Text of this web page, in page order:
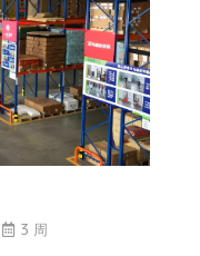
3 周